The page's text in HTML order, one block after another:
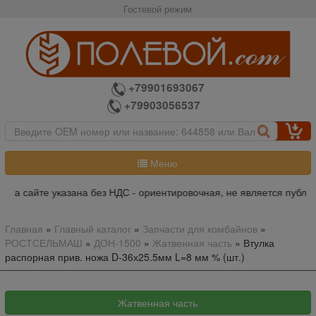
Гостевой режим
+79901693067
+79903056537
Меню
сайте указана без НДС - ориентировочная, не является
Главная » Главный каталог» Запчасти для комбайнов»
РОСТСЕЛЬМАШ » ДОН-1500 » Жатвенная часть» Втулка
распорная прив. ножа D-36х25.5мм L=8 мм % (шт.)